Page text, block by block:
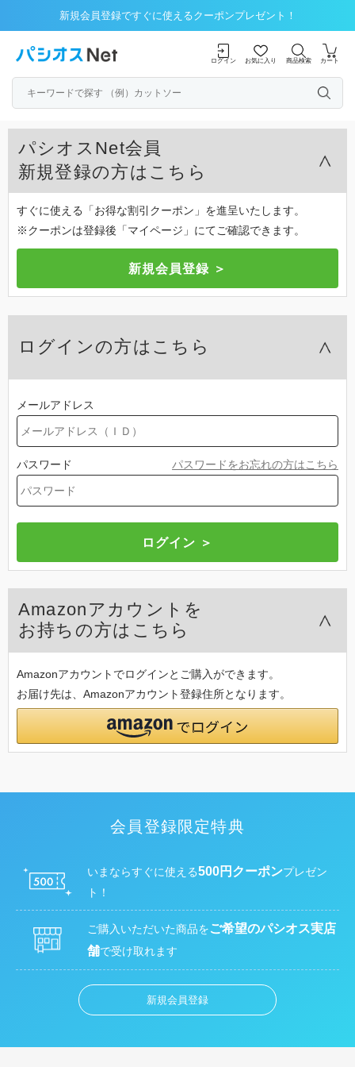
新規会員登録ですぐに使えるクーポンプレゼント！
ログイン お気に入り 商品検索 カート
パシオスNet会員
新規登録の方はこちら
すぐに使える「お得な割引クーポン」を進呈いたします。
※クーポンは登録後「マイページ」にてご確認できます。
ログインの方はこちら
メールアドレス
パスワード パスワードをお忘れの方はこちら
Amazonアカウントを
お持ちの方はこちら
Amazonアカウントでログインとご購入ができます。
お届け先は、Amazonアカウント登録住所となります。
会員登録限定特典
いまならすぐに使える500円クーポンプレゼン
ト！
ご購入いただいた商品をご希望のパシオス実店
舗で受け取れます
新規会員登録